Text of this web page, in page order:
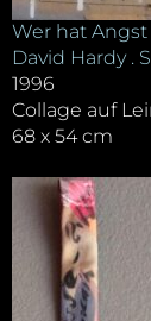
Wer hat
David Hardy .
1996
Collage auf
68 x 54 cm